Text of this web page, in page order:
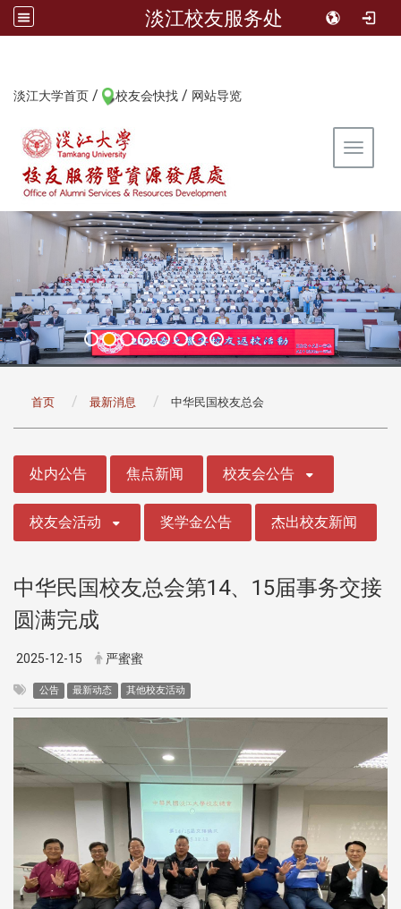
淡江校友服务处
淡江大学首页 / 校友会快找 / 网站导览
Toggle
首页 最新消息 中华民国校友总会
处内公告 焦点新闻 校友会公告
校友会活动 奖学金公告 杰出校友新闻
中华民国校友总会第14、15届事务交接
圆满完成
2025-12-15 严蜜蜜
公告 最新动态 其他校友活动